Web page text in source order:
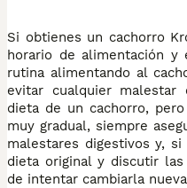
Si obtienes un cachorro
horario de alimentación y
rutina alimentando al
evitar cualquier malestar
dieta de un cachorro,
muy gradual, siempre
malestares digestivos y,
dieta original y discutir
de intentar cambiarla